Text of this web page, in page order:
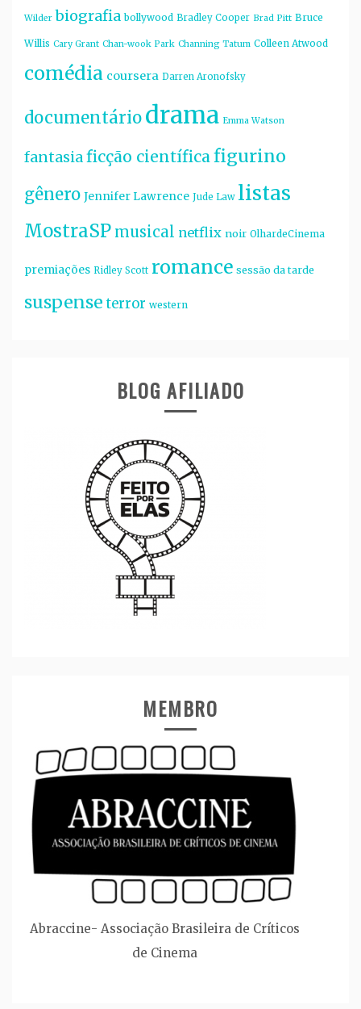
Wilder biografia bollywood Bradley Cooper Brad Pitt Bruce
Willis Cary Grant Chan-wook Park Channing Tatum Colleen Atwood
comédia coursera Darren Aronofsky
documentáriodrama Emma Watson
fantasiaficção científicafigurino
gênero Jennifer Lawrence Jude Law listas
MostraSP musical netflix noir OlhardeCinema
premiações Ridley Scott romance sessão da tarde
suspense terror western
BLOG AFILIADO
MEMBRO
Abraccine- Associação Brasileira de Críticos
de Cinema